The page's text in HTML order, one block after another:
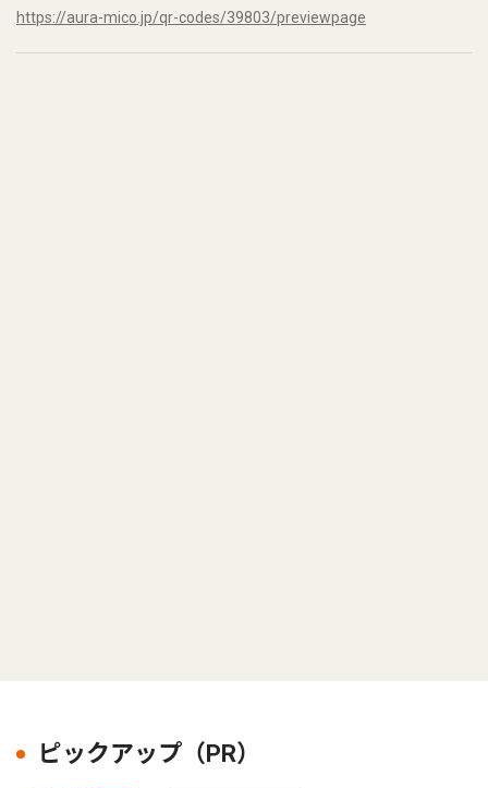
https://aura-mico.jp/qr-codes/39803/previewpage
ピックアップ（PR）